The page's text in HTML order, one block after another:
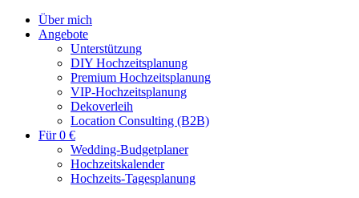
Zum
Inhalt
Über mich
Angebote
Unterstützung
DIY Hochzeitsplanung
Premium Hochzeitsplanung
VIP-Hochzeitsplanung
Dekoverleih
Location Consulting (B2B)
Für 0 €
Wedding-Budgetplaner
Hochzeitskalender
Hochzeits-Tagesplanung